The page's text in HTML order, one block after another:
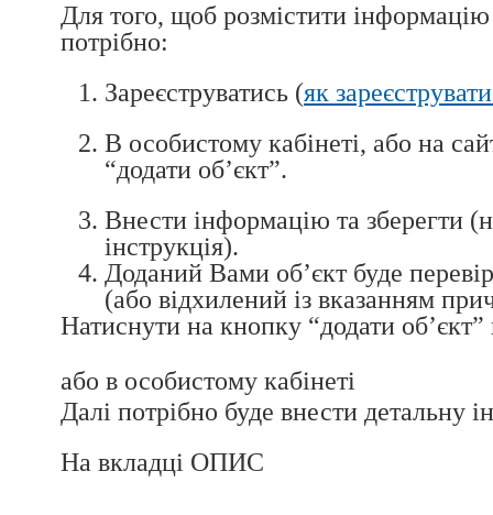
Для того, щоб розмістити інформацію
потрібно:
Зареєструватись (як
В особистому кабінеті, або на
“додати об’єкт”.
Внести інформацію та зберегти
інструкція).
Доданий Вами об’єкт буде
(або відхилений із вказанням
Натиснути на кнопку “додати об’єкт”
або в особистому кабінеті
Далі потрібно буде внести детальну
На вкладці ОПИС